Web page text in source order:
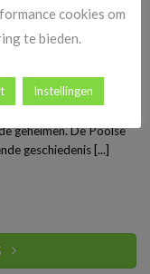
charme van
geheimen. De Poolse
geschiedenis [...]
cookies om
te bieden.
Instellingen